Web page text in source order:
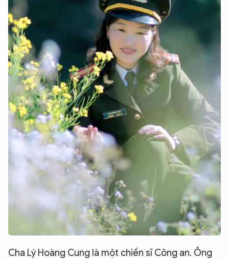
Cha Lý Hoàng Cung là một chiến sĩ Công an. Ông